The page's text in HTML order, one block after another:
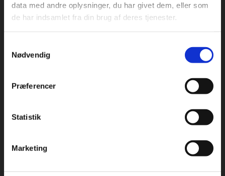
data med andre oplysninger, du har givet dem, eller som
de har indsamlet fra din brug af deres tjenester.
Nødvendig
Præferencer
Statistik
Marketing
hver gang.
Fungerer maskinen ikke optimalt, giver det anledning til store
frustrationer. Køb derfor hos industriopvasker.dk
Adresse og åbningstider
Fredag fra 08.00 – 13.30.